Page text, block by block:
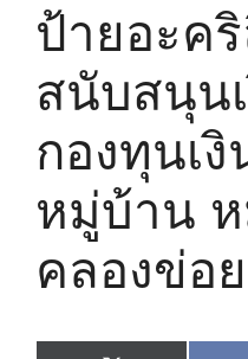
ป้ายอะค
สนับสนุน
กองทุนเ
หมู่บ้าน
คลองข่อย